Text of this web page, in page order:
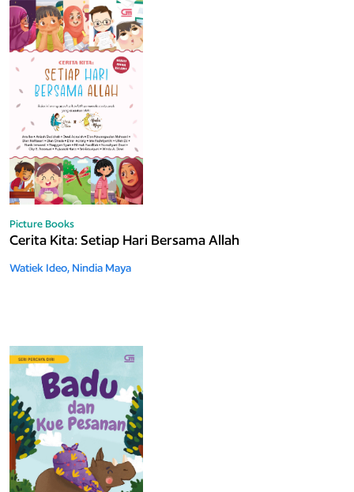
Picture Books
Cerita Kita: Setiap Hari Bersama Allah
Watiek Ideo, Nindia Maya